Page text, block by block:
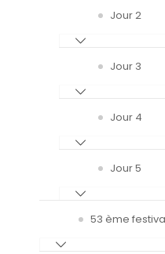
Jour 2
Jour 3
Jour 4
Jour 5
53 ème